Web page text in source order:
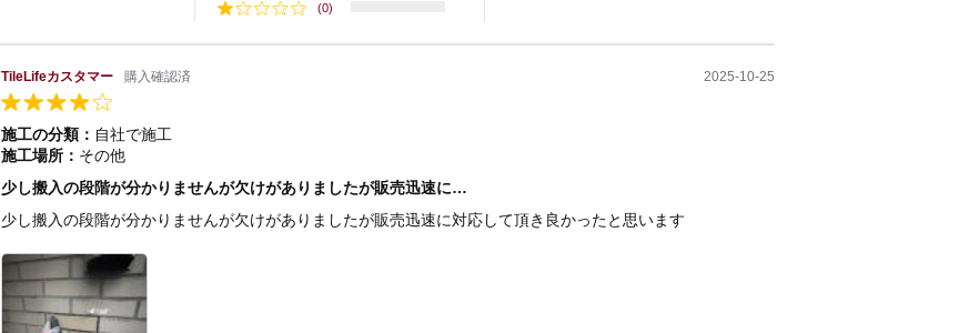
(0)
TileLifeカスタマー 購入確認済 2025-10-25
施工の分類： 自社で施工
施工場所： その他
少し搬入の段階が分かりませんが欠けがありましたが販売迅速に…
少し搬入の段階が分かりませんが欠けがありましたが販売迅速に対応して頂き良かったと思います